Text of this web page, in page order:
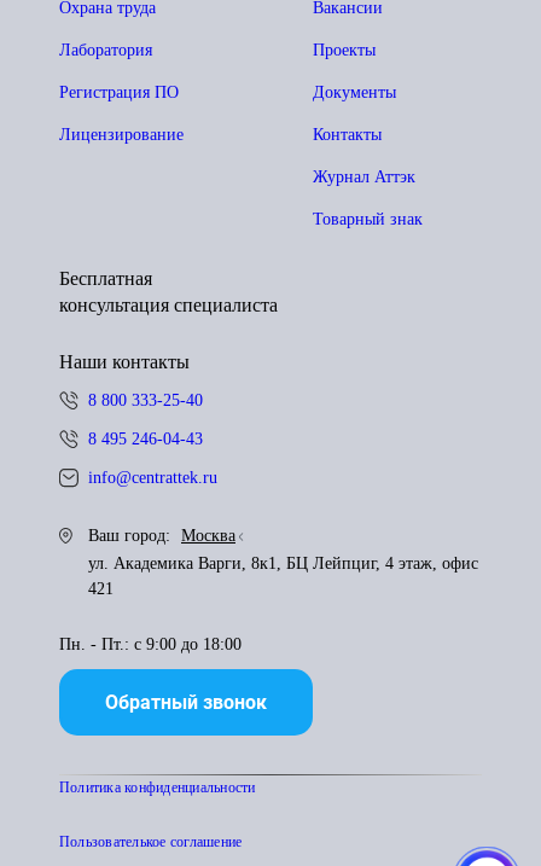
Вакансии
Проекты
Документы
Контакты
Журнал Аттэк
Товарный знак
Охрана труда
Лаборатория
Регистрация ПО
Лицензирование
Бесплатная
консультация специалиста
Наши контакты
8 800 333-25-40
8 495 246-04-43
info@centrattek.ru
Ваш город:
Москва
ул. Академика Варги, 8к1, БЦ Лейпциг, 4 этаж, офис
421
Пн. - Пт.: с 9:00 до 18:00
Обратный звонок
Политика конфиденциальности
Пользователькое соглашение